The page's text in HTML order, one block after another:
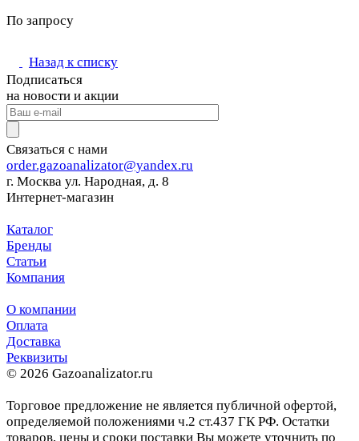
По запросу
Назад к списку
Подписаться
на новости и акции
Связаться с нами
order.gazoanalizator@yandex.ru
г. Москва ул. Народная, д. 8
Интернет-магазин
Каталог
Бренды
Статьи
Компания
О компании
Оплата
Доставка
Реквизиты
© 2026 Gazoanalizator.ru
Торговое предложение не является публичной офертой,
определяемой положениями ч.2 ст.437 ГК РФ. Остатки
товаров, цены и сроки поставки Вы можете уточнить по